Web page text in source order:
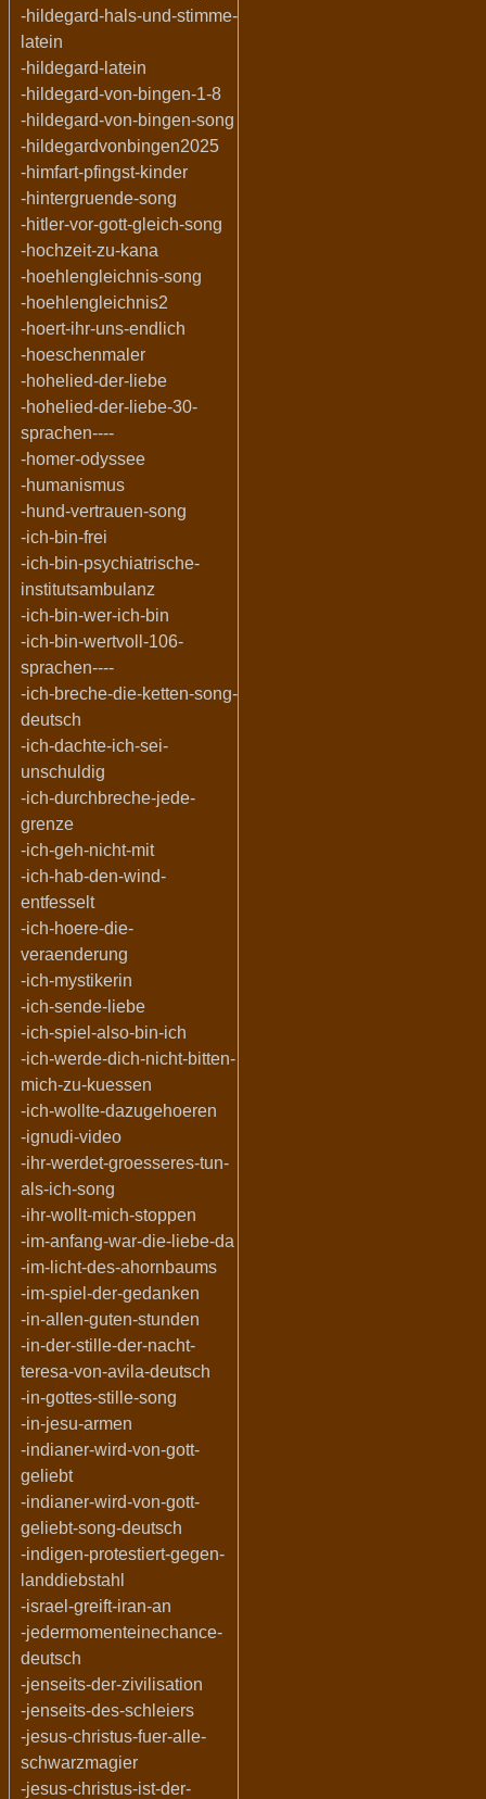
-hildegard-hals-und-stimme-
latein
-hildegard-latein
-hildegard-von-bingen-1-8
-hildegard-von-bingen-song
-hildegardvonbingen2025
-himfart-pfingst-kinder
-hintergruende-song
-hitler-vor-gott-gleich-song
-hochzeit-zu-kana
-hoehlengleichnis-song
-hoehlengleichnis2
-hoert-ihr-uns-endlich
-hoeschenmaler
-hohelied-der-liebe
-hohelied-der-liebe-30-
sprachen----
-homer-odyssee
-humanismus
-hund-vertrauen-song
-ich-bin-frei
-ich-bin-psychiatrische-
institutsambulanz
-ich-bin-wer-ich-bin
-ich-bin-wertvoll-106-
sprachen----
-ich-breche-die-ketten-song-
deutsch
-ich-dachte-ich-sei-
unschuldig
-ich-durchbreche-jede-
grenze
-ich-geh-nicht-mit
-ich-hab-den-wind-
entfesselt
-ich-hoere-die-
veraenderung
-ich-mystikerin
-ich-sende-liebe
-ich-spiel-also-bin-ich
-ich-werde-dich-nicht-bitten-
mich-zu-kuessen
-ich-wollte-dazugehoeren
-ignudi-video
-ihr-werdet-groesseres-tun-
als-ich-song
-ihr-wollt-mich-stoppen
-im-anfang-war-die-liebe-da
-im-licht-des-ahornbaums
-im-spiel-der-gedanken
-in-allen-guten-stunden
-in-der-stille-der-nacht-
teresa-von-avila-deutsch
-in-gottes-stille-song
-in-jesu-armen
-indianer-wird-von-gott-
geliebt
-indianer-wird-von-gott-
geliebt-song-deutsch
-indigen-protestiert-gegen-
landdiebstahl
-israel-greift-iran-an
-jedermomenteinechance-
deutsch
-jenseits-der-zivilisation
-jenseits-des-schleiers
-jesus-christus-fuer-alle-
schwarzmagier
-jesus-christus-ist-der-